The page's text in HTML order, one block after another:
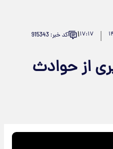
۱۷:۱۷۱ کد خبر: 915343
از حوادث